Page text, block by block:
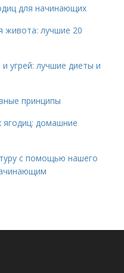
для начинающих
живота: лучшие 20
угрей: лучшие диеты и
принципы
ягодиц: домашние
с помощью нашего